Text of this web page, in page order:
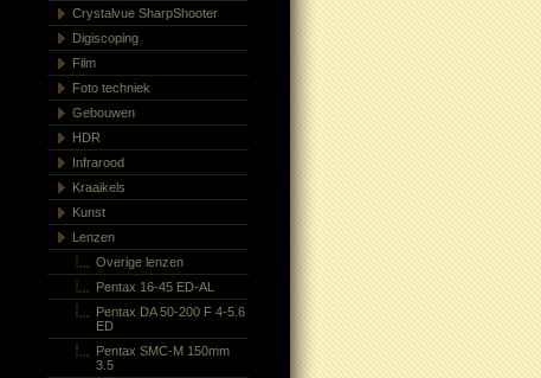
Crystalvue SharpShooter
Digiscoping
Film
Foto techniek
Gebouwen
HDR
Infrarood
Kraaikels
Kunst
Lenzen
Overige lenzen
Pentax 16-45 ED-AL
Pentax DA 50-200 F 4-5.6
ED
Pentax SMC-M 150mm
3.5